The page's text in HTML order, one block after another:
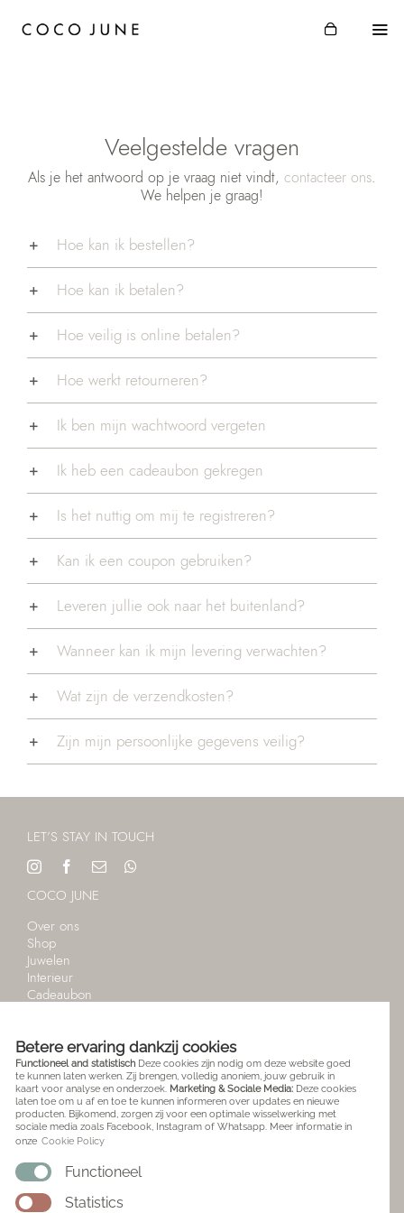
INTERIEUR
STORIES
ACCOUNT
Zoeken
Veelgestelde vragen
Als je het antwoord op je vraag niet vindt, contacteer ons.
We helpen je graag!
Hoe kan ik bestellen?
Hoe kan ik betalen?
Hoe veilig is online betalen?
Hoe werkt retourneren?
Ik ben mijn wachtwoord vergeten
Ik heb een cadeaubon gekregen
Is het nuttig om mij te registreren?
Kan ik een coupon gebruiken?
Leveren jullie ook naar het buitenland?
Wanneer kan ik mijn levering verwachten?
Wat zijn de verzendkosten?
Zijn mijn persoonlijke gegevens veilig?
LET’S STAY IN TOUCH
COCO JUNE
Over ons
Shop
Juwelen
Interieur
Cadeaubon
TAAL
English
Nederlands
KLANTNESERVICE
Bestellen
Betalen
Transportkosten
Betere ervaring dankzij cookies
Functioneel and statistisch Deze cookies zijn nodig om deze website goed
te kunnen laten werken. Zij brengen, volledig anoniem, jouw gebruik in
kaart voor analyse en onderzoek. Marketing & Sociale Media: Deze cookies
laten toe om u af en toe te kunnen informeren over updates en nieuwe
producten. Bijkomend, zorgen zij voor een optimale wisselwerking met
sociale media zoals Facebook, Instagram of Whatsapp. Meer informatie in
onze Cookie Policy
Functioneel
Statistics